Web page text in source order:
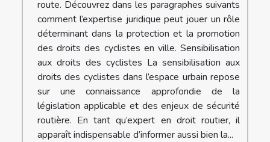
route. Découvrez dans les paragraphes suivants
comment l’expertise juridique peut jouer un rôle
déterminant dans la protection et la promotion
des droits des cyclistes en ville. Sensibilisation
aux droits des cyclistes La sensibilisation aux
droits des cyclistes dans l’espace urbain repose
sur une connaissance approfondie de la
législation applicable et des enjeux de sécurité
routière. En tant qu’expert en droit routier, il
apparaît indispensable d’informer aussi bien la...